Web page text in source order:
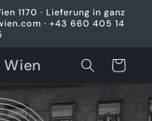
1170 · Lieferung in ganz
· +43 660 405 14
Wien Warenkorb